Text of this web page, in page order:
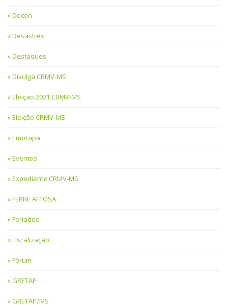
Decon
Desastres
Destaques
Divulga CRMV-MS
Eleição 2021 CRMV-MS
Eleição CRMV-MS
Embrapa
Eventos
Expediente CRMV-MS
FEBRE AFTOSA
Feriados
Fiscalização
Fórum
GRETAP
GRETAP/MS